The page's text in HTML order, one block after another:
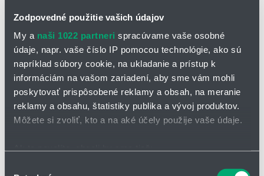
Zodpovedné použitie vašich údajov
My a naši 1022 partneri spracúvame vaše osobné
údaje, napr. vaše číslo IP pomocou technológie, ako sú
napríklad súbory cookie, na ukladanie a prístup k
informáciám na vašom zariadení, aby sme vám mohli
poskytovať prispôsobené reklamy a obsah, na meranie
reklamy a obsahu, štatistiky publika a vývoj produktov.
Môžete si zvoliť, kto a na aké účely použije vaše údaje.
Na stiahnutie
CFCLEAN4 - katalógový list
Kábel pre meracie systémy do cleanroom
CFCLEAN4